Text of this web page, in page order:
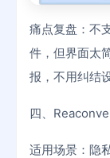
痛点复盘：不
件，但界面太
报，不用纠结
四、
适用场景：隐